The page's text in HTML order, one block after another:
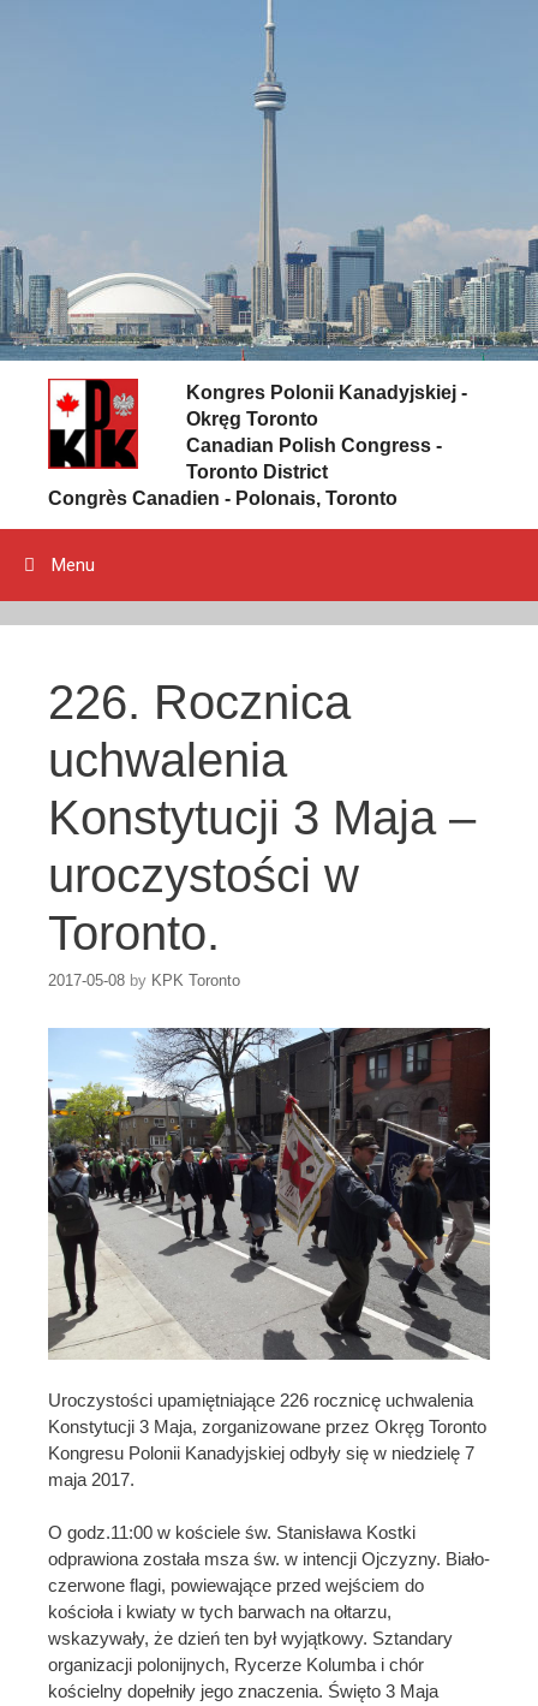
Kongres Polonii Kanadyjskiej -
Okręg Toronto
Canadian Polish Congress -
Toronto District
Congrès Canadien - Polonais, Toronto
Menu
226. Rocznica
uchwalenia
Konstytucji 3 Maja –
uroczystości w
Toronto.
2017-05-08 by KPK Toronto
Uroczystości upamiętniające 226 rocznicę uchwalenia
Konstytucji 3 Maja, zorganizowane przez Okręg Toronto
Kongresu Polonii Kanadyjskiej odbyły się w niedzielę 7
maja 2017.
O godz.11:00 w kościele św. Stanisława Kostki
odprawiona została msza św. w intencji Ojczyzny. Biało-
czerwone flagi, powiewające przed wejściem do
kościoła i kwiaty w tych barwach na ołtarzu,
wskazywały, że dzień ten był wyjątkowy. Sztandary
organizacji polonijnych, Rycerze Kolumba i chór
kościelny dopełniły jego znaczenia. Święto 3 Maja